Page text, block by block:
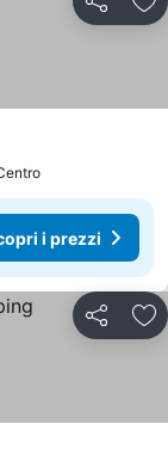
Condividi
i prezzi
Condividi